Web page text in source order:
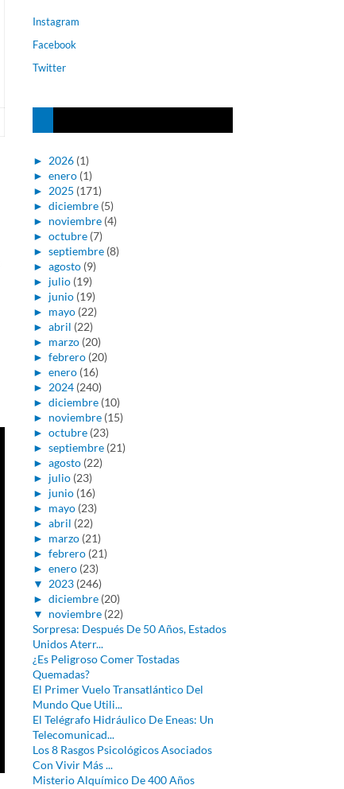
Instagram
Facebook
Twitter
► 2026 (1)
► enero (1)
► 2025 (171)
► diciembre (5)
► noviembre (4)
► octubre (7)
► septiembre (8)
► agosto (9)
► julio (19)
► junio (19)
► mayo (22)
► abril (22)
► marzo (20)
► febrero (20)
► enero (16)
► 2024 (240)
► diciembre (10)
► noviembre (15)
► octubre (23)
► septiembre (21)
► agosto (22)
► julio (23)
► junio (16)
► mayo (23)
► abril (22)
► marzo (21)
► febrero (21)
► enero (23)
▼ 2023 (246)
► diciembre (20)
▼ noviembre (22)
Sorpresa: Después De 50 Años, Estados
Unidos Aterr...
¿Es Peligroso Comer Tostadas
Quemadas?
El Primer Vuelo Transatlántico Del
Mundo Que Utili...
El Telégrafo Hidráulico De Eneas: Un
Telecomunicad...
Los 8 Rasgos Psicológicos Asociados
Con Vivir Más ...
Misterio Alquímico De 400 Años